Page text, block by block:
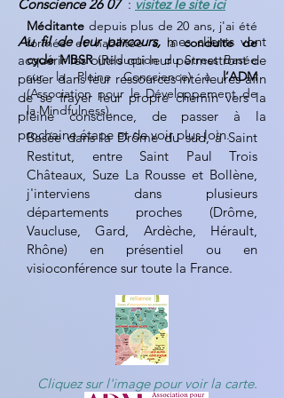
Conscience 26 07 : visitez le site ici
Au fil de leur parcours, mes clients vont
acquérir les outils qui leur permettront de
puiser dans leur ressources intérieures afin
de se frayer leur propre chemin vers la
pleine conscience, de passer à la
prochaine étape et de voir plus loin.
Méditante depuis plus de 20 ans, j'ai été
formée et habilitée à laconduite de
cycle MBSR(Réduction du Stress Basée
sur la Pleine Conscience) àl’ADM
(Association pour le Développement de
la Mindfulness).​
Basée dans la Drôme du sud, à Saint
Restitut, entre Saint Paul Trois
Châteaux, Suze La Rousse et Bollène,
j'interviens dans plusieurs
départements proches (Drôme,
Vaucluse, Gard, Ardèche, Hérault,
Rhône) en présentiel ou en
visioconférence sur toute la France.
Cliquez sur l'image pour voir la carte.